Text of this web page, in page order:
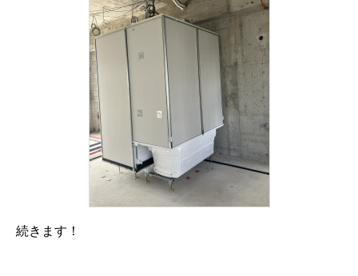
続きます！